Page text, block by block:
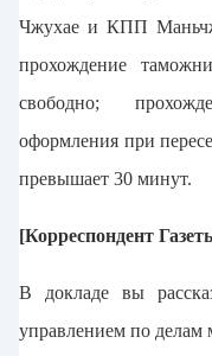
Чжухае и КПП
прохождение
свободно;
оформления при
превышает 30 минут.
[Корреспондент
В докладе вы
управлением по делам